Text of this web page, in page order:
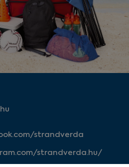
strandverda
strandverda.hu/